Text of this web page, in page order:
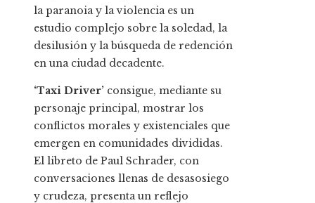
la paranoia y la violencia es un
estudio complejo sobre la soledad, la
desilusión y la búsqueda de redención
en una ciudad decadente.
‘Taxi Driver’ consigue, mediante su
personaje principal, mostrar los
conflictos morales y existenciales que
emergen en comunidades divididas.
El libreto de Paul Schrader, con
conversaciones llenas de desasosiego
y crudeza, presenta un reflejo